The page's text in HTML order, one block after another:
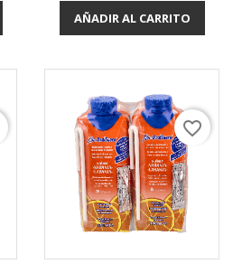
AÑADIR AL CARRITO
favorite_border